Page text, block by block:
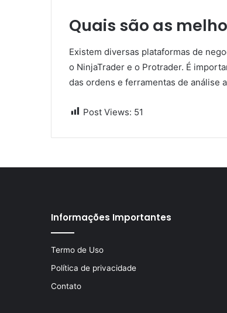
Quais são as
Existem diversas plataformas de
o NinjaTrader e o Protrader. É
das ordens e ferramentas de análise
Post Views: 51
Informações Importantes
Termo de Uso
Política de privacidade
Contato